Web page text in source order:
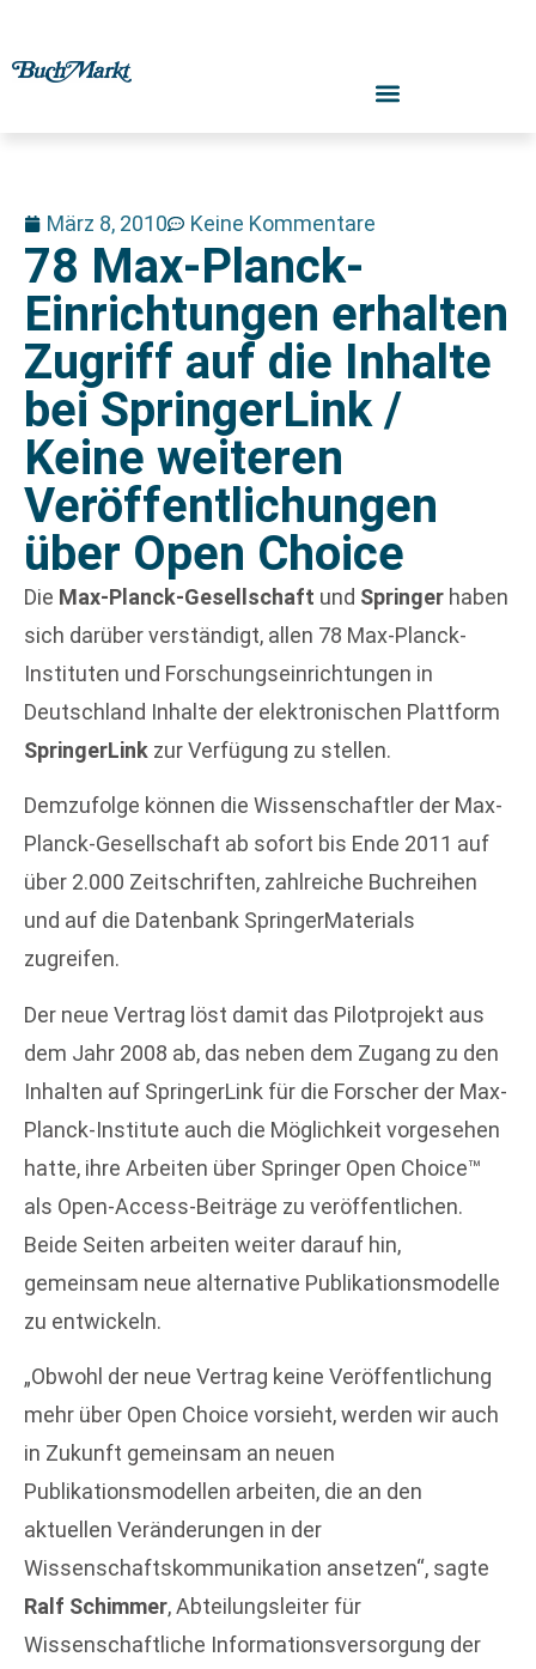
März 8, 2010 Keine Kommentare
78 Max-Planck-
Einrichtungen erhalten
Zugriff auf die Inhalte
bei SpringerLink /
Keine weiteren
Veröffentlichungen
über Open Choice
Die Max-Planck-Gesellschaft und Springer haben
sich darüber verständigt, allen 78 Max-Planck-
Instituten und Forschungseinrichtungen in
Deutschland Inhalte der elektronischen Plattform
SpringerLink zur Verfügung zu stellen.
Demzufolge können die Wissenschaftler der Max-
Planck-Gesellschaft ab sofort bis Ende 2011 auf
über 2.000 Zeitschriften, zahlreiche Buchreihen
und auf die Datenbank SpringerMaterials
zugreifen.
Der neue Vertrag löst damit das Pilotprojekt aus
dem Jahr 2008 ab, das neben dem Zugang zu den
Inhalten auf SpringerLink für die Forscher der Max-
Planck-Institute auch die Möglichkeit vorgesehen
hatte, ihre Arbeiten über Springer Open Choice™
als Open-Access-Beiträge zu veröffentlichen.
Beide Seiten arbeiten weiter darauf hin,
gemeinsam neue alternative Publikationsmodelle
zu entwickeln.
„Obwohl der neue Vertrag keine Veröffentlichung
mehr über Open Choice vorsieht, werden wir auch
in Zukunft gemeinsam an neuen
Publikationsmodellen arbeiten, die an den
aktuellen Veränderungen in der
Wissenschaftskommunikation ansetzen“, sagte
Ralf Schimmer, Abteilungsleiter für
Wissenschaftliche Informationsversorgung der